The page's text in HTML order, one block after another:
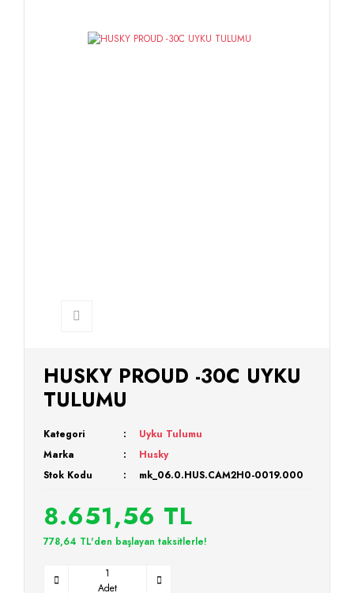
HUSKY PROUD -30C UYKU
TULUMU
Kategori
Uyku Tulumu
Marka
Husky
Stok Kodu
mk_06.0.HUS.CAM2H0-0019.000
8.651,56 TL
778,64 TL'den başlayan taksitlerle!
Adet